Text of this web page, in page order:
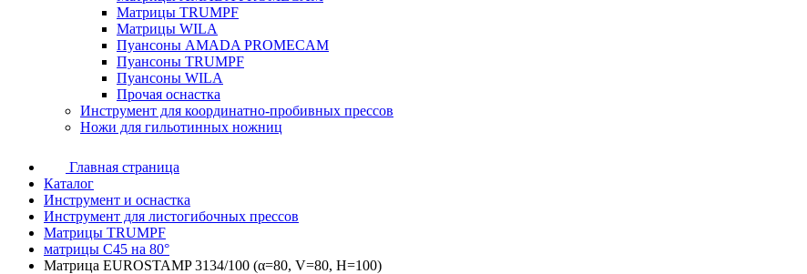
Матрицы TRUMPF
Матрицы WILA
Пуансоны AMADA PROMECAM
Пуансоны TRUMPF
Пуансоны WILA
Прочая оснастка
Инструмент для координатно-пробивных прессов
Ножи для гильотинных ножниц
Главная страница
Каталог
Инструмент и оснастка
Инструмент для листогибочных прессов
Матрицы TRUMPF
матрицы C45 на 80°
Матрица EUROSTAMP 3134/100 (α=80, V=80, H=100)